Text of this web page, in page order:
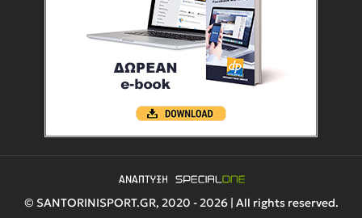
© SANTORINISPORT.GR, 2020 - 2026 | All rights reserved.